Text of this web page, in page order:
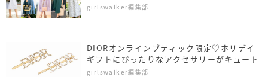
girlswalker編集部
DIORオンラインブティック限定♡ホリデイ
ギフトにぴったりなアクセサリーがキュート
girlswalker編集部